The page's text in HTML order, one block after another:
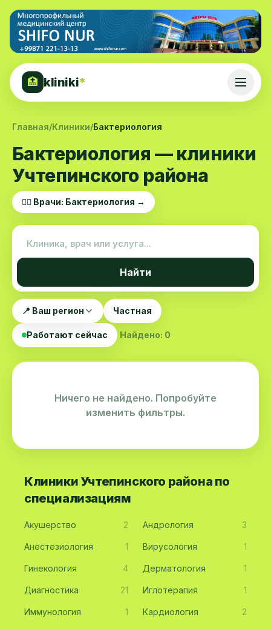
🏥 kliniki*
Главная/Клиники/Бактериология
Бактериология — клиники
Учтепинского района
👨‍⚕️ Врачи: Бактериология →
Найти
📍 Ваш регион Частная
Работают сейчас Найдено: 0
Ничего не найдено. Попробуйте
изменить фильтры.
Клиники Учтепинского района по
специализациям
Акушерство 2 Андрология 3
Анестезиология 1 Вирусология 1
Гинекология 4 Дерматология 1
Диагностика 21 Иглотерапия 1
Иммунология 1 Кардиология 2